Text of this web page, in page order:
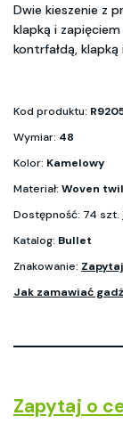
Dwie kieszenie z
klapką i
kontrfałdą,
Kod produktu:
Wymiar: 48
Kolor: Kamelowy
Materiał: Woven
Dostępność: 74 szt.
Katalog: Bullet
Znakowanie:
Jak zamawiać
Zapytaj o